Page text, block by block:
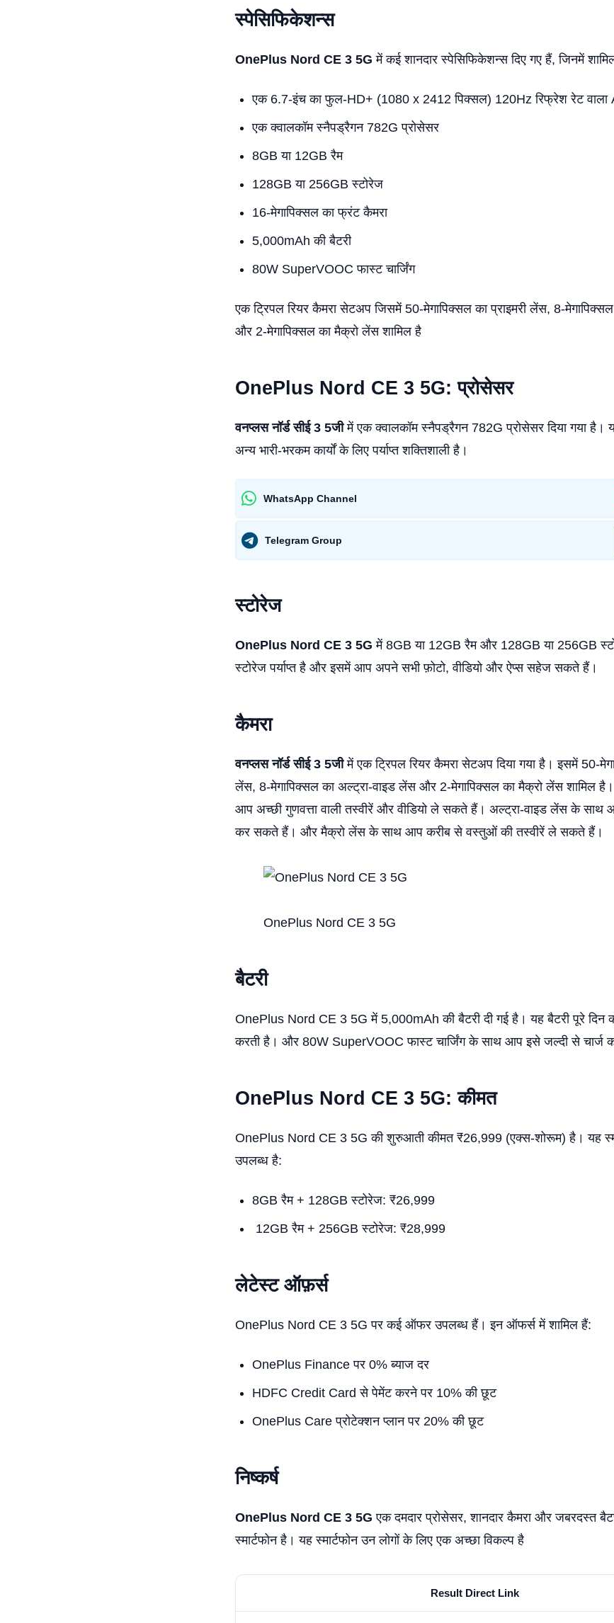
स्पेसिफिकेशन्स
OnePlus Nord CE 3 5G में कई शानदार स्पेसिफिकेशन्स दिए गए हैं, जिनमें
एक 6.7-इंच का फुल-HD+ (1080 x 2412 पिक्सल) 120Hz रिफ्रेश रेट वाला
एक क्वालकॉम स्नैपड्रैगन 782G प्रोसेसर
8GB या 12GB रैम
128GB या 256GB स्टोरेज
16-मेगापिक्सल का फ्रंट कैमरा
5,000mAh की बैटरी
80W SuperVOOC फास्ट चार्जिंग
एक ट्रिपल रियर कैमरा सेटअप जिसमें 50-मेगापिक्सल का प्राइमरी लेंस, 8-
और 2-मेगापिक्सल का मैक्रो लेंस शामिल है
OnePlus Nord CE 3 5G: प्रोसेसर
वनप्लस नॉर्ड सीई 3 5जीमें एक क्वालकॉम स्नैपड्रैगन 782G प्रोसेसर दिया गया है।
अन्य भारी-भरकम कार्यों के लिए पर्याप्त शक्तिशाली है।
WhatsApp Channel
Telegram Group
स्टोरेज
OnePlus Nord CE 3 5G में 8GB या 12GB रैम और 128GB या 256GB
स्टोरेज पर्याप्त है और इसमें आप अपने सभी फ़ोटो, वीडियो और ऐप्स सहेज सकते हैं।
कैमरा
वनप्लस नॉर्ड सीई 3 5जीमें एक ट्रिपल रियर कैमरा सेटअप दिया गया है। इसमें 50-
लेंस, 8-मेगापिक्सल का अल्ट्रा-वाइड लेंस और 2-मेगापिक्सल का मैक्रो लेंस शामिल
आप अच्छी गुणवत्ता वाली तस्वीरें और वीडियो ले सकते हैं। अल्ट्रा-वाइड लेंस के साथ
कर सकते हैं। और मैक्रो लेंस के साथ आप करीब से वस्तुओं की तस्वीरें ले सकते हैं।
OnePlus Nord CE 3 5G
बैटरी
OnePlus Nord CE 3 5G में 5,000mAh की बैटरी दी गई है। यह बैटरी पूरे दिन
करती है। और 80W SuperVOOC फास्ट चार्जिंग के साथ आप इसे जल्दी से चार्ज
OnePlus Nord CE 3 5G: कीमत
OnePlus Nord CE 3 5G की शुरुआती कीमत ₹26,999 (एक्स-शोरूम) है। यह
उपलब्ध है:
8GB रैम + 128GB स्टोरेज: ₹26,999
12GB रैम + 256GB स्टोरेज: ₹28,999
लेटेस्ट ऑफ़र्स
OnePlus Nord CE 3 5G पर कई ऑफर उपलब्ध हैं। इन ऑफर्स में शामिल हैं:
OnePlus Finance पर 0% ब्याज दर
HDFC Credit Card से पेमेंट करने पर 10% की छूट
OnePlus Care प्रोटेक्शन प्लान पर 20% की छूट
निष्कर्ष
OnePlus Nord CE 3 5G एक दमदार प्रोसेसर, शानदार कैमरा और जबरदस्त
स्मार्टफोन है। यह स्मार्टफोन उन लोगों के लिए एक अच्छा विकल्प है
Result Direct Link